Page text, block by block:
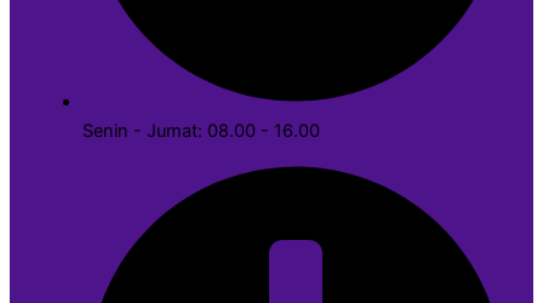
Senin - Jumat: 08.00 - 16.00